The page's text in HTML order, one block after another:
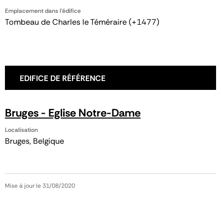
Emplacement dans l'édifice
Tombeau de Charles le Téméraire (+1477)
EDIFICE DE RÉFÉRENCE
Bruges - Eglise Notre-Dame
Localisation
Bruges, Belgique
Mise à jour le 31/08/2020